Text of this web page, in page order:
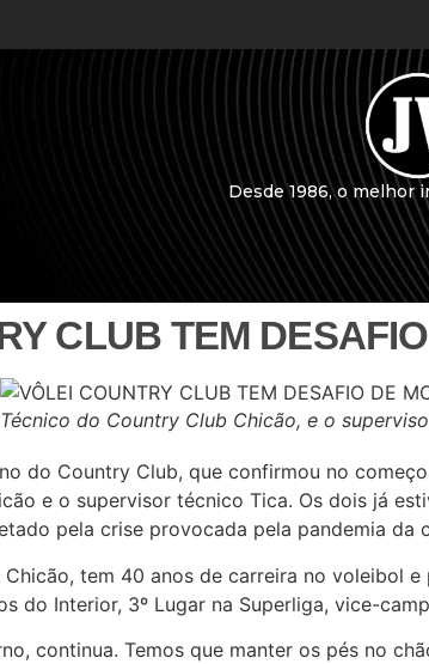
Desde 1986, o melhor
CLUB TEM
Técnico do Country Club Chicão, e o
do Country Club, que confirmou no
e o supervisor técnico Tica. Os dois já
pela crise provocada pela pandemia da
tem 40 anos de carreira no voleibol
do Interior, 3º Lugar na Superliga, vice-
continua. Temos que manter os pés no